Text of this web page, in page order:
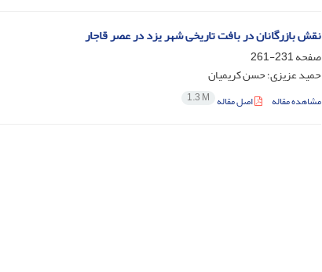
نقش بازرگانان در بافت تاریخی شهر یزد در عصر قاجار
صفحه231-261
حمید عزیزی؛ حسن کریمیان
مشاهده مقاله اصل مقاله 1.3 M